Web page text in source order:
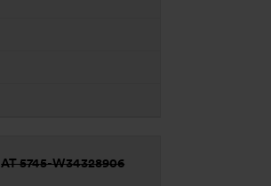
AT 5745-W34328906